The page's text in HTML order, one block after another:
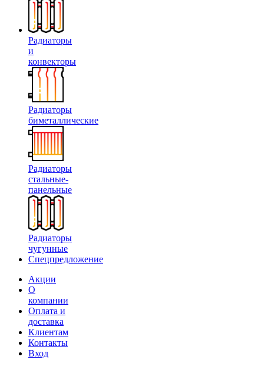
Радиаторы
и
конвекторы
Радиаторы
биметаллические
Радиаторы
стальные-
панельные
Радиаторы
чугунные
Спецпредложение
Акции
О
компании
Оплата и
доставка
Клиентам
Контакты
Вход